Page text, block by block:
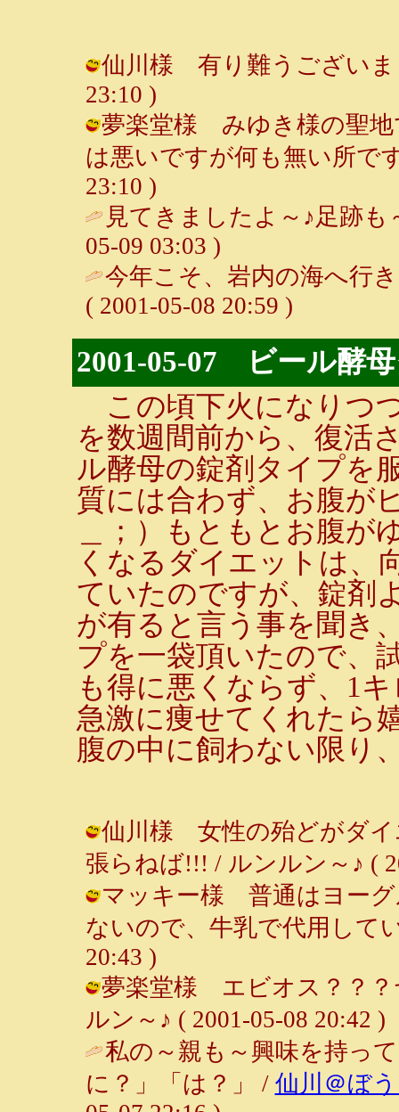
仙川様 有り難うございま
23:10 )
夢楽堂様 みゆき様の聖地
は悪いですが何も無い所で
23:10 )
見てきましたよ～♪足跡
05-09 03:03 )
今年こそ、岩内の海へ行
( 2001-05-08 20:59 )
2001-05-07 ビール酵
この頃下火になりつ
を数週間前から、復活
ル酵母の錠剤タイプを
質には合わず、お腹が
＿；）もともとお腹が
くなるダイエットは、
ていたのですが、錠剤
が有ると言う事を聞き
プを一袋頂いたので、
も得に悪くならず、1
急激に痩せてくれたら
腹の中に飼わない限り
仙川様 女性の殆どがダイ
張らねば!!! / ルンルン～♪ (
マッキー様 普通はヨーグ
ないので、牛乳で代用して
20:43 )
夢楽堂様 エビオス？？？
ルン～♪ ( 2001-05-08 20:42 )
私の～親も～興味を持っ
に？」「は？」 / 仙川＠ぼ